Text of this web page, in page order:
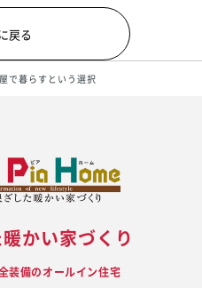
で暮らすという選択
戻る
かい家づくり
備のオールイン住宅